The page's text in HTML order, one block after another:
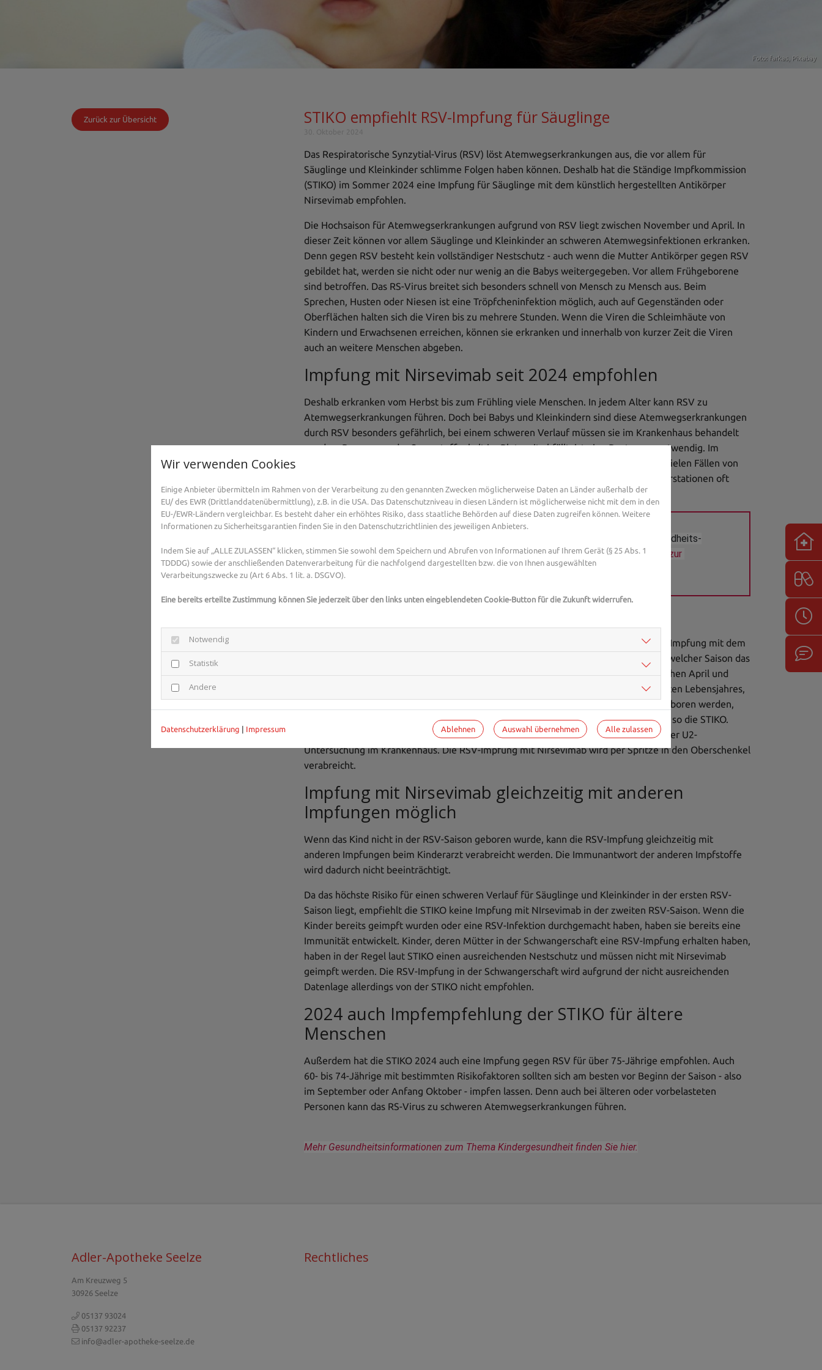
Foto: farkas, Pixabay
Zurück zur Übersicht STIKO empfiehlt RSV-Impfung für Säuglinge
Das Respiratorische Synzytial-Virus (RSV) löst Atemwegserkrankungen aus, die vor allem für
Säuglinge und Kleinkinder schlimme Folgen haben können. Deshalb hat die Ständige Impfkommission
(STIKO) im Sommer 2024 eine Impfung für Säuglinge mit dem künstlich hergestellten Antikörper
Nirsevimab empfohlen.
Die Hochsaison für Atemwegserkrankungen aufgrund von RSV liegt zwischen November und April. In
dieser Zeit können vor allem Säuglinge und Kleinkinder an schweren Atemwegsinfektionen erkranken.
Denn gegen RSV besteht kein vollständiger Nestschutz - auch wenn die Mutter Antikörper gegen RSV
gebildet hat, werden sie nicht oder nur wenig an die Babys weitergegeben. Vor allem Frühgeborene
sind betroffen. Das RS-Virus breitet sich besonders schnell von Mensch zu Mensch aus. Beim
Sprechen, Husten oder Niesen ist eine Tröpfcheninfektion möglich, auch auf Gegenständen oder
Oberflächen halten sich die Viren bis zu mehrere Stunden. Wenn die Viren die Schleimhäute von
Kindern und Erwachsenen erreichen, können sie erkranken und innerhalb von kurzer Zeit die Viren
auch an weitere Menschen abgeben.
Impfung mit Nirsevimab seit 2024 empfohlen
Deshalb erkranken vom Herbst bis zum Frühling viele Menschen. In jedem Alter kann RSV zu
Atemwegserkrankungen führen. Doch bei Babys und Kleinkindern sind diese Atemwegserkrankungen
durch RSV besonders gefährlich, bei einem schweren Verlauf müssen sie im Krankenhaus behandelt
werden. Denn wenn der Sauerstoffgehalt im Blut weit abfällt, ist eine Beatmung notwendig. Im
schlimmsten Fall kann es zum Tod des Kindes kommen. Da es in der Saison zu sehr vielen Fällen von
schweren Atemwegserkrankungen durch RSV kommt, sind die Säuglings- und Kinderstationen oft
überlastet.
Sie haben Fragen zum Thema RSV oder Kindergesundheit im Allgemeinen? Gesundheits-
Experten und -Expertinnen aus Ihrer Region beraten Sie gerne. Hier gelangen Sie zur
Expertensuche.
Um die schlimmen Erkrankungen zu verhindern, empfiehlt die STIKO seit 2024 eine Impfung mit dem
Stoff Nirsevimab, der unter dem Namen Beyfortus vertrieben wird. Je nachdem, in welcher Saison das
Kind geboren wird, sollte Nirsevimab verabreicht werden. Kommen die Kinder zwischen April und
September zur Welt, sollten sie die Impfung laut STIKO möglichst im Herbst des ersten Lebensjahres,
also vor Beginn der RSV-Saison, erhalten. Kinder, die zwischen Oktober und März geboren werden,
also in der RSV-Saison, sollten die Impfung möglichst bald nach der Geburt erhalten, so die STIKO.
Ideal ist die Impfung für Kinder, die in der RSV-Saison geboren wurden, bereits bei der U2-
Untersuchung im Krankenhaus. Die RSV-Impfung mit Nirsevimab wird per Spritze in den Oberschenkel
verabreicht.
Impfung mit Nirsevimab gleichzeitig mit anderen
Impfungen möglich
Wenn das Kind nicht in der RSV-Saison geboren wurde, kann die RSV-Impfung gleichzeitig mit
anderen Impfungen beim Kinderarzt verabreicht werden. Die Immunantwort der anderen Impfstoffe
wird dadurch nicht beeinträchtigt.
Da das höchste Risiko für einen schweren Verlauf für Säuglinge und Kleinkinder in der ersten RSV-
Saison liegt, empfiehlt die STIKO keine Impfung mit NIrsevimab in der zweiten RSV-Saison. Wenn die
Kinder bereits geimpft wurden oder eine RSV-Infektion durchgemacht haben, haben sie bereits eine
Immunität entwickelt. Kinder, deren Mütter in der Schwangerschaft eine RSV-Impfung erhalten haben,
haben in der Regel laut STIKO einen ausreichenden Nestschutz und müssen nicht mit Nirsevimab
geimpft werden. Die RSV-Impfung in der Schwangerschaft wird aufgrund der nicht ausreichenden
Datenlage allerdings von der STIKO nicht empfohlen.
2024 auch Impfempfehlung der STIKO für ältere
Menschen
Außerdem hat die STIKO 2024 auch eine Impfung gegen RSV für über 75-Jährige empfohlen. Auch
60- bis 74-Jährige mit bestimmten Risikofaktoren sollten sich am besten vor Beginn der Saison - also
im September oder Anfang Oktober - impfen lassen. Denn auch bei älteren oder vorbelasteten
Personen kann das RS-Virus zu schweren Atemwegserkrankungen führen.
Mehr Gesundheitsinformationen zum Thema Kindergesundheit finden Sie hier.
Adler-Apotheke Seelze
Am Kreuzweg 5
30926 Seelze
05137 93024
05137 92237
info@adler-apotheke-seelze.de
Rechtliches
Wir verwenden Cookies
Einige Anbieter übermitteln im Rahmen von der Verarbeitung zu den genannten Zwecken möglicherweise Daten an Länder außerhalb der
EU/ des EWR (Drittlanddatenübermittlung), z.B. in die USA. Das Datenschutzniveau in diesen Ländern ist möglicherweise nicht mit dem in den
EU-/EWR-Ländern vergleichbar. Es besteht daher ein erhöhtes Risiko, dass staatliche Behörden auf diese Daten zugreifen können. Weitere
Informationen zu Sicherheitsgarantien finden Sie in den Datenschutzrichtlinien des jeweiligen Anbieters.
Indem Sie auf „ALLE ZULASSEN“ klicken, stimmen Sie sowohl dem Speichern und Abrufen von Informationen auf Ihrem Gerät (§ 25 Abs. 1
TDDDG) sowie der anschließenden Datenverarbeitung für die nachfolgend dargestellten bzw. die von Ihnen ausgewählten
Verarbeitungszwecke zu (Art 6 Abs. 1 lit. a. DSGVO).
Eine bereits erteilte Zustimmung können Sie jederzeit über den links unten eingeblendeten Cookie-Button für die Zukunft widerrufen.
Notwendig
Statistik
Andere
Datenschutzerklärung | Impressum Ablehnen Auswahl übernehmen Alle zulassen